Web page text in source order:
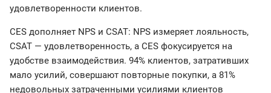
удовлетворенности клиентов.
CES дополняет NPS и CSAT: NPS измеряет лояльность,
CSAT — удовлетворенность, а CES фокусируется на
удобстве взаимодействия. 94% клиентов, затративших
мало усилий, совершают повторные покупки, а 81%
недовольных затраченными усилиями клиентов